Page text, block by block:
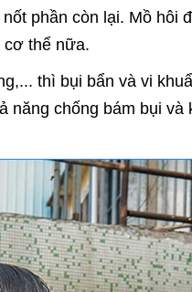
phần còn lại. Mồ hôi
cơ thể nữa.
thì bụi bẩn và vi
năng chống bám bụi